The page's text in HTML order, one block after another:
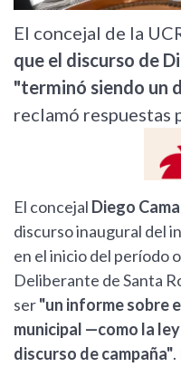
El concejal de la
que el discurso de
"terminó siendo un
reclamó respuestas
El concejal Diego
discurso inaugural del
en el inicio del período
Deliberante de Santa
ser"un informe sobre
municipal —como la
discurso de campaña"